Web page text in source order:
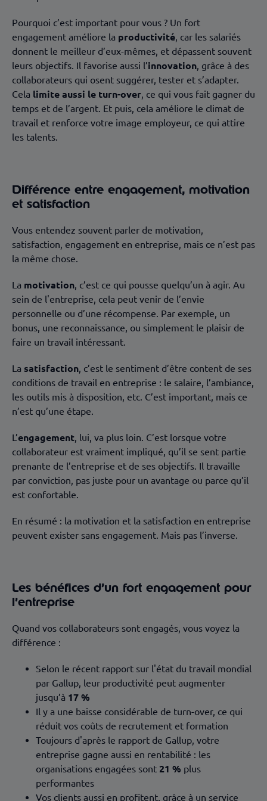
Pourquoi c’est important pour vous ? Un fort
engagement améliore la productivité, car les salariés
donnent le meilleur d’eux-mêmes, et dépassent souvent
leurs objectifs. Il favorise aussi l’innovation, grâce à des
collaborateurs qui osent suggérer, tester et s’adapter.
Cela limite aussi le turn-over, ce qui vous fait gagner du
temps et de l’argent. Et puis, cela améliore le climat de
travail et renforce votre image employeur, ce qui attire
les talents.
Différence entre engagement, motivation
et satisfaction
Vous entendez souvent parler de motivation,
satisfaction, engagement en entreprise, mais ce n’est pas
la même chose.
La motivation, c’est ce qui pousse quelqu’un à agir. Au
sein de l'entreprise, cela peut venir de l’envie
personnelle ou d’une récompense. Par exemple, un
bonus, une reconnaissance, ou simplement le plaisir de
faire un travail intéressant.
La satisfaction, c’est le sentiment d’être content de ses
conditions de travail en entreprise : le salaire, l’ambiance,
les outils mis à disposition, etc. C’est important, mais ce
n’est qu’une étape.
L’engagement, lui, va plus loin. C’est lorsque votre
collaborateur est vraiment impliqué, qu’il se sent partie
prenante de l’entreprise et de ses objectifs. Il travaille
par conviction, pas juste pour un avantage ou parce qu’il
est confortable.
En résumé : la motivation et la satisfaction en entreprise
peuvent exister sans engagement. Mais pas l’inverse.
Les bénéfices d’un fort engagement pour
l’entreprise
Quand vos collaborateurs sont engagés, vous voyez la
différence :
Selon le récent rapport sur l'état du travail mondial
par Gallup, leur productivité peut augmenter
jusqu’à 17 %
Il y a une baisse considérable de turn-over, ce qui
réduit vos coûts de recrutement et formation
Toujours d'après le rapport de Gallup, votre
entreprise gagne aussi en rentabilité : les
organisations engagées sont 21 % plus
performantes
Vos clients aussi en profitent, grâce à un service